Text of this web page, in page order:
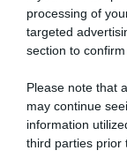
processing of
targeted
section to confirm
Please note that
may continue
information
third parties prior